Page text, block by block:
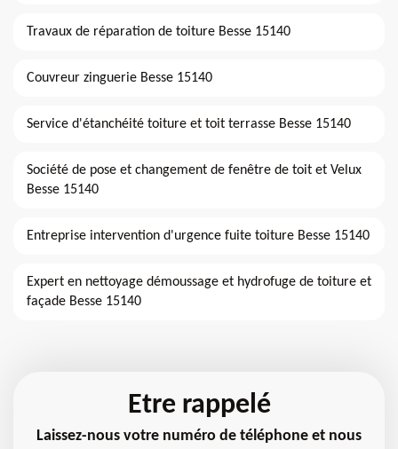
Travaux de réparation de toiture Besse 15140
Couvreur zinguerie Besse 15140
Service d'étanchéité toiture et toit terrasse Besse 15140
Société de pose et changement de fenêtre de toit et Velux
Besse 15140
Entreprise intervention d'urgence fuite toiture Besse 15140
Expert en nettoyage démoussage et hydrofuge de toiture et
façade Besse 15140
Etre rappelé
Laissez-nous votre numéro de téléphone et nous